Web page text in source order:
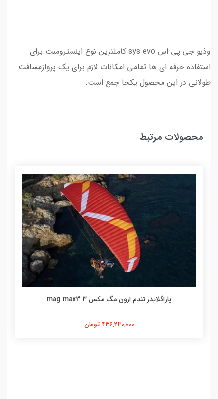
وذیو جی پی اس sys evo کاملترین نوع اینسترومنت برای
استفاده حرفه ای ها تمامی امکانات لازم برای یک پروازمسافت
طولانی در این محصول یکجا جمع است.
محصولات مرتبط
پاراگلایدر تندم ازون مگ مکس 3 mag max3
436,240,000 تومان